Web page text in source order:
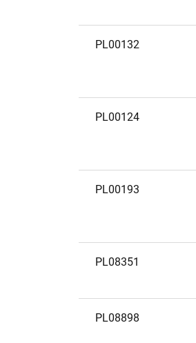
PL00132
PL00124
PL00193
PL08351
PL08898